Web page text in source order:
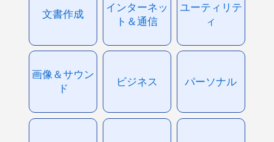
文書作成
インターネッ
ト＆通信
ユーティリテ
ィ
画像＆サウン
ド
ビジネス パーソナル